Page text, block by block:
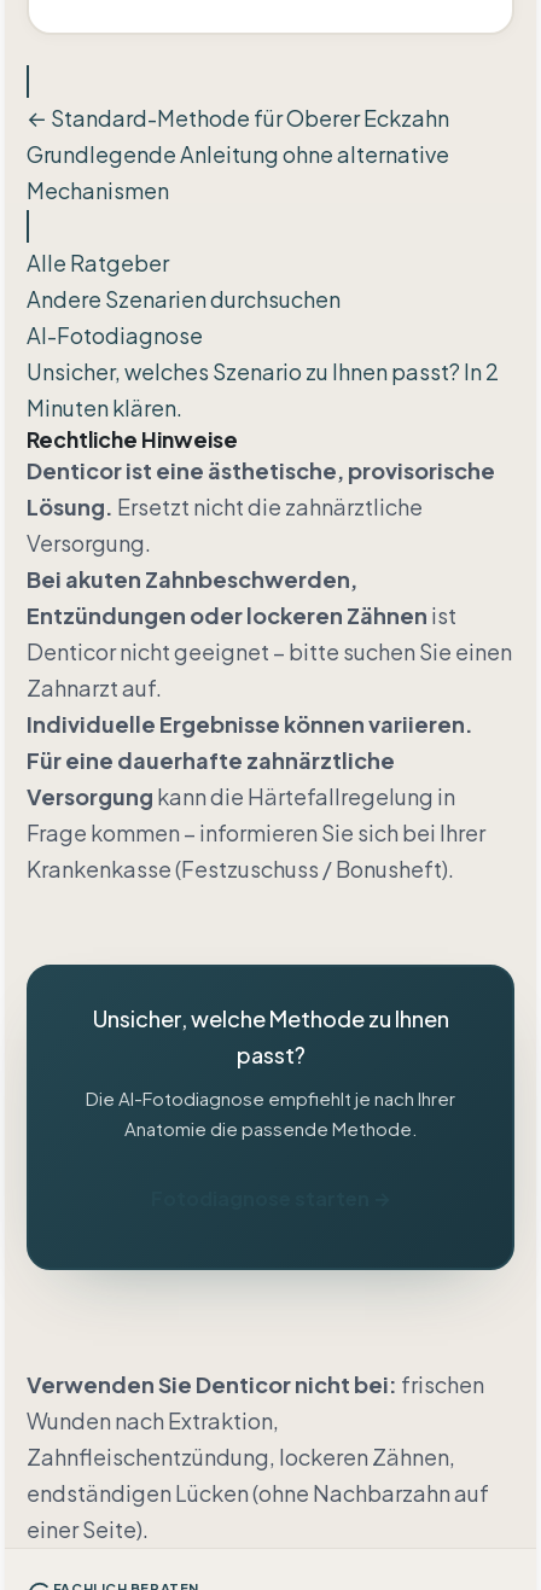
← Standard-Methode für Oberer Eckzahn
Grundlegende Anleitung ohne alternative
Mechanismen
Alle Ratgeber
Andere Szenarien durchsuchen
AI-Fotodiagnose
Unsicher, welches Szenario zu Ihnen passt? In 2
Minuten klären.
Rechtliche Hinweise
Denticor ist eine ästhetische, provisorische
Lösung. Ersetzt nicht die zahnärztliche
Versorgung.
Bei akuten Zahnbeschwerden,
Entzündungen oder lockeren Zähnen ist
Denticor nicht geeignet – bitte suchen Sie einen
Zahnarzt auf.
Individuelle Ergebnisse können variieren.
Für eine dauerhafte zahnärztliche
Versorgung kann die Härtefallregelung in
Frage kommen – informieren Sie sich bei Ihrer
Krankenkasse (Festzuschuss / Bonusheft).
Unsicher, welche Methode zu Ihnen
passt?
Die AI-Fotodiagnose empfiehlt je nach Ihrer
Anatomie die passende Methode.
Verwenden Sie Denticor nicht bei: frischen
Wunden nach Extraktion,
Zahnfleischentzündung, lockeren Zähnen,
endständigen Lücken (ohne Nachbarzahn auf
einer Seite).